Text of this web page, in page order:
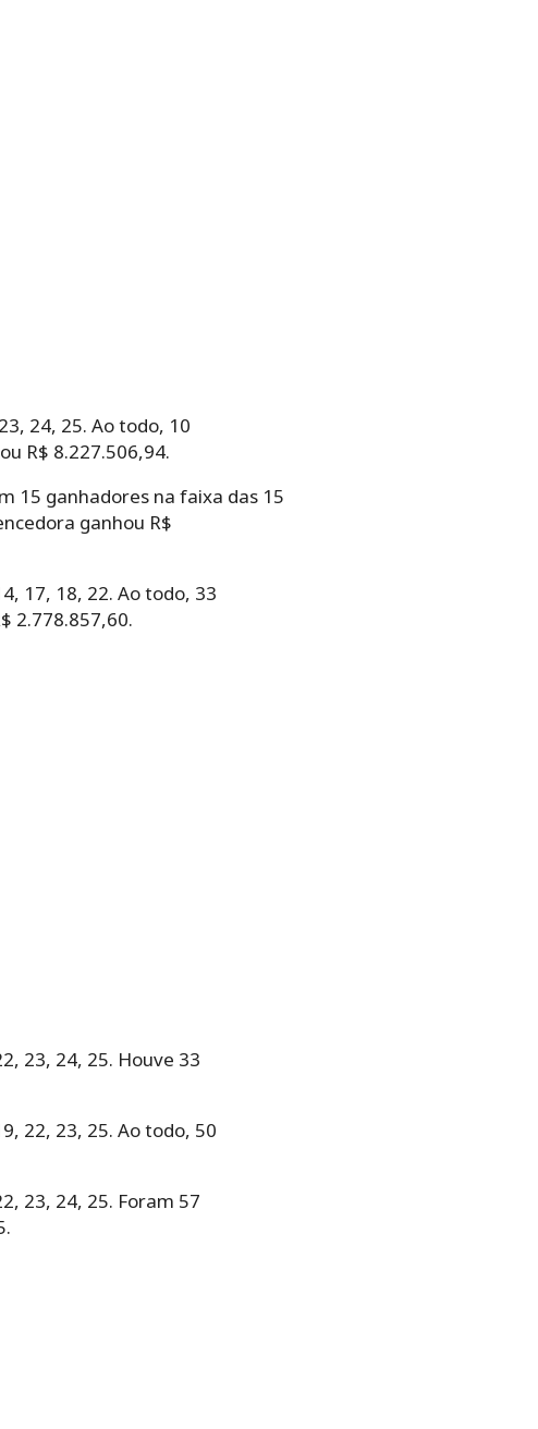
24, 25. Ao todo, 10
R$ 8.227.506,94.
15 ganhadores na faixa das 15
ganhou R$
17, 18, 22. Ao todo, 33
2.778.857,60.
23, 24, 25. Houve 33
22, 23, 25. Ao todo, 50
23, 24, 25. Foram 57